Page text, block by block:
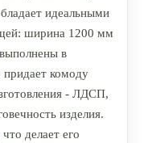
идеальными
ширина 1200 мм
в
придает комоду
- ЛДСП,
изделия.
делает его